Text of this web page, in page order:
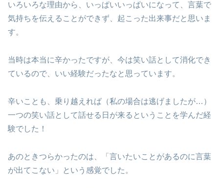
いろいろな理由から、いっぱいいっぱいになって、言葉で
気持ちを伝えることができず、起こった出来事だと思いま
す。
当時は本当に辛かったですが、今は笑い話として消化でき
ているので、いい経験だったなと思っています。
辛いことも、乗り越えれば（私の場合は逃げましたが…）
一つの笑い話として話せる日が来るということを学んだ経
験でした！
あのときつらかったのは、「言いたいことがあるのに言葉
が出てこない」という感覚でした。